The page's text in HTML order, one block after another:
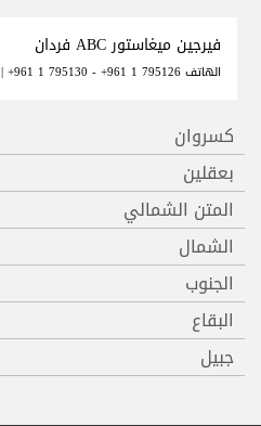
فيرجين ميغاستور ABC فردان
الهاتف+961 1 795130 - +961 1 795126
|
كسروان
بعقلين
المتن الشمالي
الشمال
الجنوب
البقاع
جبيل